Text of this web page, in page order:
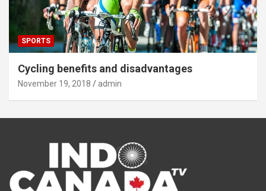
SPORTS
Cycling benefits and disadvantages
November 19, 2018 admin